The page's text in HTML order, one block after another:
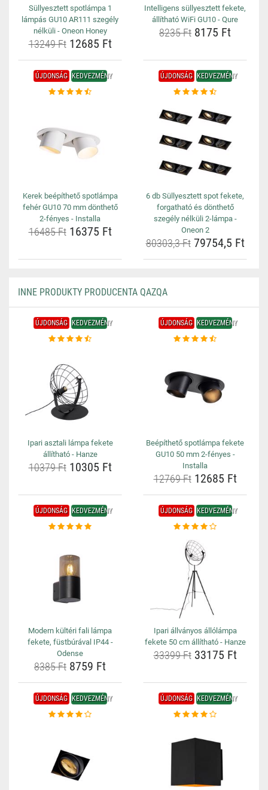
Süllyesztett spotlámpa 1
lámpás GU10 AR111 szegély
nélküli - Oneon Honey
13249 Ft12685 Ft
Intelligens süllyesztett fekete,
állítható WiFi GU10 - Qure
8235 Ft 8175 Ft
ÚJDONSÁG KEDVEZMÉNY
Kerek beépíthető spotlámpa
fehér GU10 70 mm dönthető
2-fényes - Installa
16485 Ft16375 Ft
ÚJDONSÁG KEDVEZMÉNY
6 db Süllyesztett spot fekete,
forgatható és dönthető
szegély nélküli 2-lámpa -
Oneon 2
80303,3 Ft79754,5 Ft
INNE PRODUKTY PRODUCENTA QAZQA
ÚJDONSÁG KEDVEZMÉNY
Ipari asztali lámpa fekete
állítható - Hanze
10379 Ft10305 Ft
ÚJDONSÁG KEDVEZMÉNY
Beépíthető spotlámpa fekete
GU10 50 mm 2-fényes -
Installa
12769 Ft12685 Ft
ÚJDONSÁG KEDVEZMÉNY
Modern kültéri fali lámpa
fekete, füstbúrával IP44 -
Odense
8385 Ft 8759 Ft
ÚJDONSÁG KEDVEZMÉNY
Ipari állványos állólámpa
fekete 50 cm állítható - Hanze
33399 Ft33175 Ft
ÚJDONSÁG KEDVEZMÉNY ÚJDONSÁG KEDVEZMÉNY